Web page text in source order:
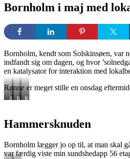
Bornholm i maj med
Bornholm, kendt som Solskinsøen, var
indfandt sig om dagen, og hvor
en katalysator for interaktion med
Rønne er meget stille en onsdag
Arnager
RønneRønne
Hammersknuden
Bornholm lægger jo op til, at man skal
var færdig viste min sundshedapp 56